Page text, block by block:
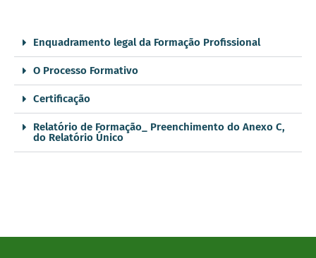
Enquadramento legal da Formação Profissional
O Processo Formativo
Certificação
Relatório de Formação_ Preenchimento do Anexo C,
do Relatório Único